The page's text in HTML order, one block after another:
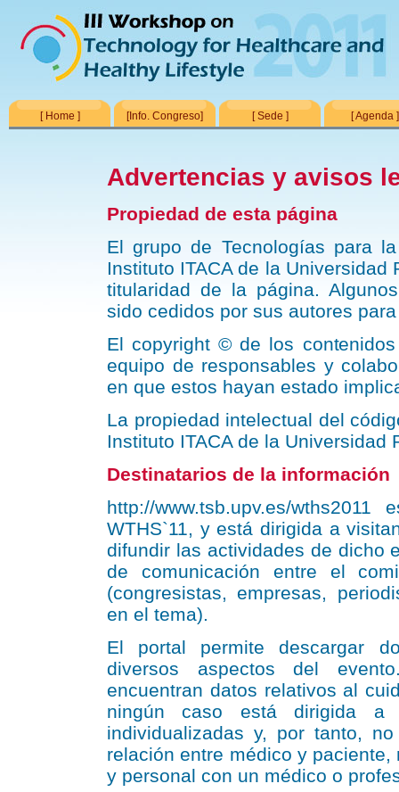
[ Home ] [Info. Congreso] [ Sede ] [ Agenda ]
Advertencias y avisos
Propiedad de esta página
El grupo de Tecnologías para
Instituto ITACA de la
titularidad de la página.
sido cedidos por sus autores
El copyright © de los
equipo de responsables y
en que estos hayan estado
La propiedad intelectual del
Instituto ITACA de la Universidad
Destinatarios de la información
http://www.tsb.upv.es/
WTHS`11, y está dirigida a
difundir las actividades de dicho
de comunicación entre el
(congresistas, empresas,
en el tema).
El portal permite descargar
diversos aspectos del
encuentran datos relativos al
ningún caso está dirigida a
individualizadas y, por tanto,
relación entre médico y
y personal con un médico o